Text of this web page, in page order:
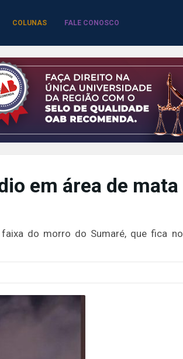
COLUNAS FALE CONOSCO
em área de mata
do morro do Sumaré, que fica no